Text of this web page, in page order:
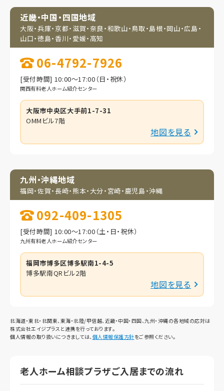
近畿・中国・四国地域
大阪・兵庫・京都・滋賀・奈良・和歌山・鳥取・島根・岡山・広島・
山口・徳島・香川・愛媛・高知
06-4792-7926
[受付時間] 10:00～17:00（日・祝休）
関西有料老人ホーム紹介センター
大阪市中央区大手前1-7-31
OMMビル7階
地図を見る
九州・沖縄地域
福岡・佐賀・長崎・熊本・大分・宮崎・鹿児島・沖縄
092-409-1305
[受付時間] 10:00～17:00（土・日・祝休）
九州有料老人ホーム紹介センター
福岡市博多区博多駅南1-4-5
博多駅南QRビル2階
地図を見る
北海道・東北・北関東、東海・北陸/甲信越、近畿・中国・四国、九州・沖縄の各地域の応対は
株式会社エイジプラスと連携を行っております。
個人情報の取り扱いにつきましては、 個人情報保護方針をご参照ください。
老人ホーム相談プラザご入居までの流れ